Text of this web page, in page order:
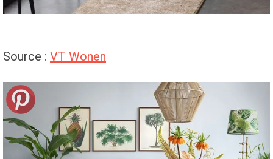
Source : VT Wonen